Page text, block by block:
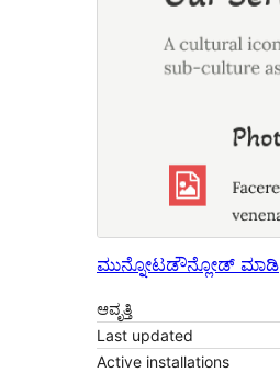
ಮುನ್ನೋಟಡೌನ್ಲೋಡ್ ಮಾಡಿ
ಆವೃತ್ತಿ
Last updated
Active installations